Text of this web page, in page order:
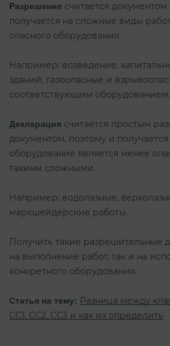
Разрешение считается
получается на сложные виды
опасного оборудования.
Например: возведение,
зданий, газоопасные и
соответствующим оборудованием.
Декларация считается простым
документом, поэтому и получается
оборудование является менее
такими сложными.
Например: водолазные,
маркшейдерские работы.
Получить такие разрешительные
на выполнение работ, так и на
конкретного оборудования.
Статья на тему: Разница между
СС1, СС2, СС3 и как их определить